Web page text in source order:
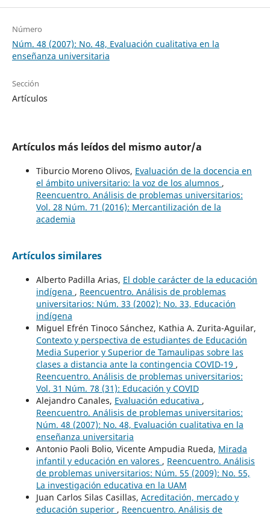
Número
Núm. 48 (2007): No. 48, Evaluación cualitativa en la
enseñanza universitaria
Sección
Artículos
Artículos más leídos del mismo autor/a
Tiburcio Moreno Olivos, Evaluación de la docencia en
el ámbito universitario: la voz de los alumnos ,
Reencuentro. Análisis de problemas universitarios:
Vol. 28 Núm. 71 (2016): Mercantilización de la
academia
Artículos similares
Alberto Padilla Arias, El doble carácter de la educación
indígena , Reencuentro. Análisis de problemas
universitarios: Núm. 33 (2002): No. 33, Educación
indígena
Miguel Efrén Tinoco Sánchez, Kathia A. Zurita-Aguilar,
Contexto y perspectiva de estudiantes de Educación
Media Superior y Superior de Tamaulipas sobre las
clases a distancia ante la contingencia COVID-19 ,
Reencuentro. Análisis de problemas universitarios:
Vol. 31 Núm. 78 (31): Educación y COVID
Alejandro Canales, Evaluación educativa ,
Reencuentro. Análisis de problemas universitarios:
Núm. 48 (2007): No. 48, Evaluación cualitativa en la
enseñanza universitaria
Antonio Paoli Bolio, Vicente Ampudia Rueda, Mirada
infantil y educación en valores , Reencuentro. Análisis
de problemas universitarios: Núm. 55 (2009): No. 55,
La investigación educativa en la UAM
Juan Carlos Silas Casillas, Acreditación, mercado y
educación superior , Reencuentro. Análisis de